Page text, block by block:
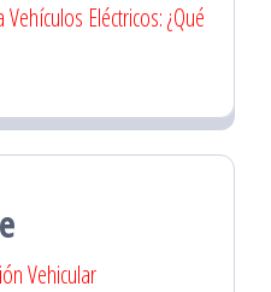
Eléctricos: ¿Qué
Vehicular